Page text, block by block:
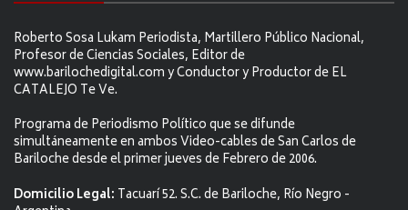
Roberto Sosa Lukam Periodista, Martillero Público Nacional,
Profesor de Ciencias Sociales, Editor de
www.barilochedigital.com y Conductor y Productor de EL
CATALEJO Te Ve.
Programa de Periodismo Político que se difunde
simultáneamente en ambos Video-cables de San Carlos de
Bariloche desde el primer jueves de Febrero de 2006.
Domicilio Legal: Tacuarí 52. S.C. de Bariloche, Río Negro -